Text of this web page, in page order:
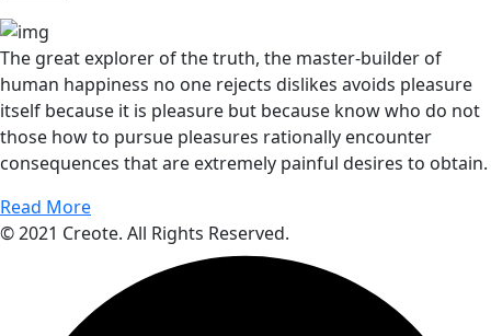
The great explorer of the truth, the master-builder of
human happiness no one rejects dislikes avoids pleasure
itself because it is pleasure but because know who do not
those how to pursue pleasures rationally encounter
consequences that are extremely painful desires to obtain.
Read More
© 2021 Creote. All Rights Reserved.